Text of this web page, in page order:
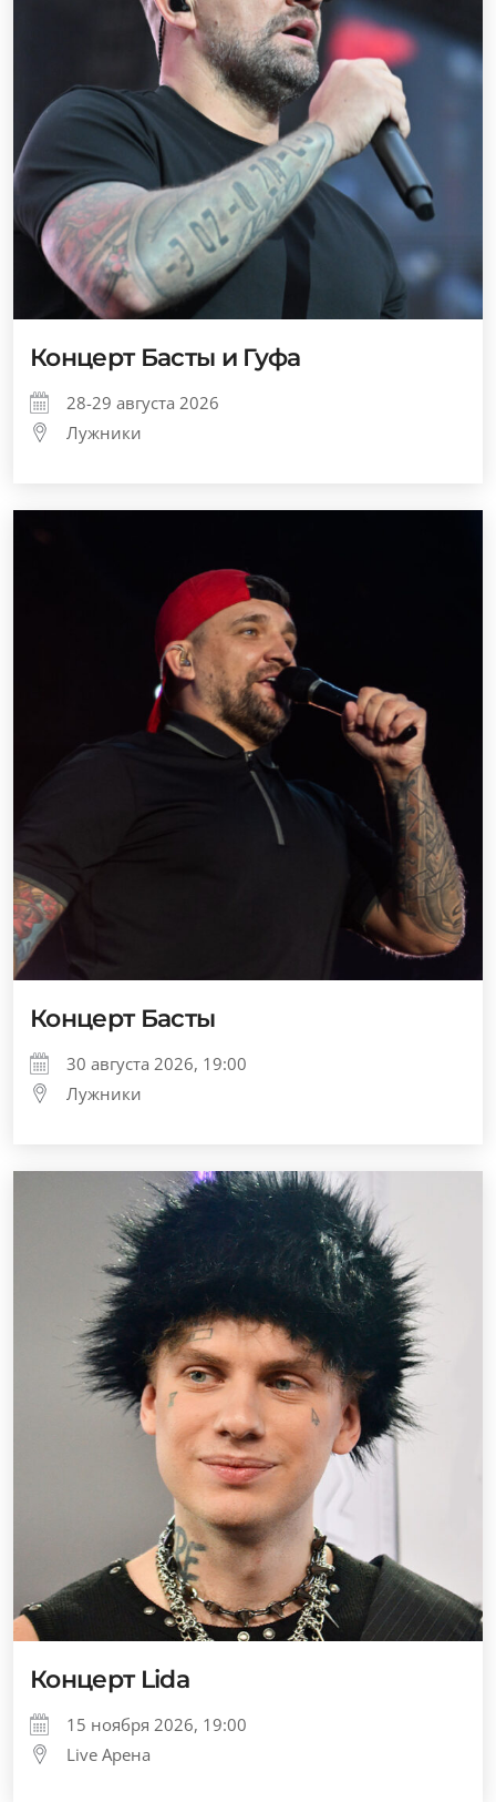
Концерт Басты и Гуфа
28-29 августа 2026
Лужники
Концерт Басты
30 августа 2026, 19:00
Лужники
Концерт Lida
15 ноября 2026, 19:00
Live Арена